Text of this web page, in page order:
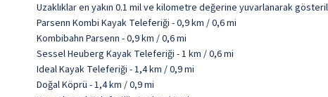
Uzaklıklar en yakın 0.1 mil ve kilometre değerine yuvarlanarak
Parsenn Kombi Kayak Teleferiği - 0,9 km / 0,6 mi
Kombibahn Parsenn - 0,9 km / 0,6 mi
Sessel Heuberg Kayak Teleferiği - 1 km / 0,6 mi
Ideal Kayak Teleferiği - 1,4 km / 0,9 mi
Doğal Köprü - 1,4 km / 0,9 mi